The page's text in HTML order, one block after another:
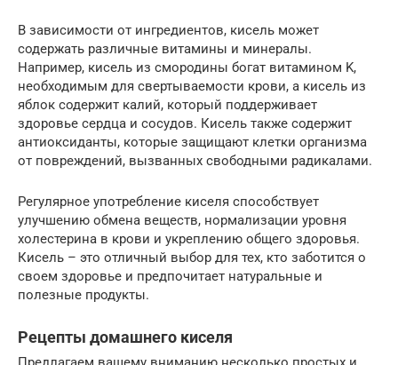
В зависимости от ингредиентов, кисель может
содержать различные витамины и минералы.
Например, кисель из смородины богат витамином K,
необходимым для свертываемости крови, а кисель из
яблок содержит калий, который поддерживает
здоровье сердца и сосудов. Кисель также содержит
антиоксиданты, которые защищают клетки организма
от повреждений, вызванных свободными радикалами.
Регулярное употребление киселя способствует
улучшению обмена веществ, нормализации уровня
холестерина в крови и укреплению общего здоровья.
Кисель – это отличный выбор для тех, кто заботится о
своем здоровье и предпочитает натуральные и
полезные продукты.
Рецепты домашнего киселя